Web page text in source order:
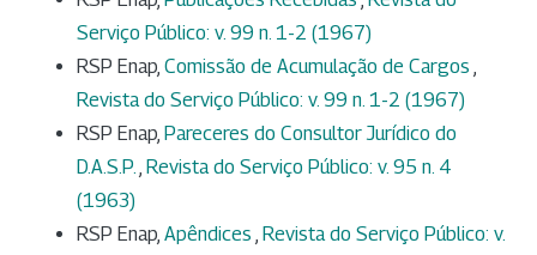
Serviço Público: v. 99 n. 1-2 (1967)
RSP Enap, Comissão de Acumulação de Cargos ,
Revista do Serviço Público: v. 99 n. 1-2 (1967)
RSP Enap, Pareceres do Consultor Jurídico do
D.A.S.P., Revista do Serviço Público: v. 95 n. 4
(1963)
RSP Enap, Apêndices , Revista do Serviço Público: v.